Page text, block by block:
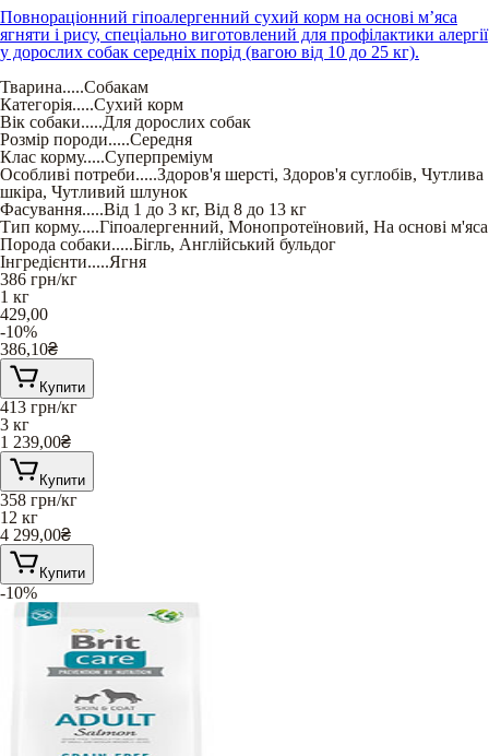
Повнораціонний гіпоалергенний сухий корм на основі м’яса
ягняти і рису, спеціально виготовлений для профілактики алергії
у дорослих собак середніх порід (вагою від 10 до 25 кг).
Тварина.....Собакам
Категорія.....Сухий корм
Вік собаки.....Для дорослих собак
Розмір породи.....Середня
Клас корму.....Суперпреміум
Особливі потреби.....Здоров'я шерсті, Здоров'я суглобів, Чутлива
шкіра, Чутливий шлунок
Фасування.....Від 1 до 3 кг, Від 8 до 13 кг
Тип корму.....Гіпоалергенний, Монопротеїновий, На основі м'яса
Порода собаки.....Бігль, Англійський бульдог
Інгредієнти.....Ягня
386 грн/кг
1 кг
429,00
-10%
386,10₴
Купити
413 грн/кг
3 кг
1 239,00₴
Купити
358 грн/кг
12 кг
4 299,00₴
Купити
-10%